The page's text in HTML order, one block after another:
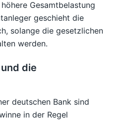
Gesamtbelastung
geschieht die
solange die gesetzlichen
werden.
die
deutschen Bank sind
in der Regel